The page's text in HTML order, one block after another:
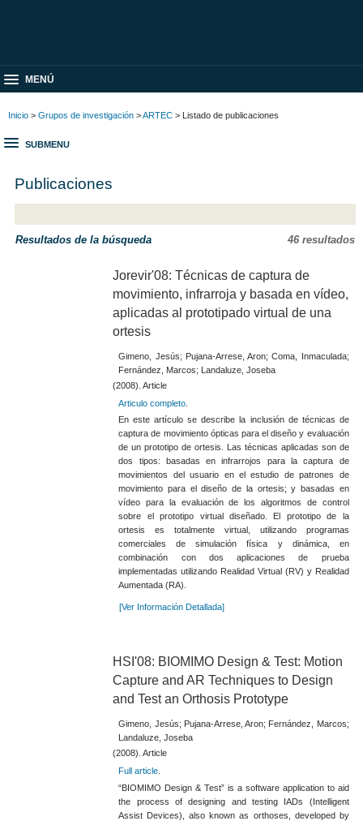
MENÚ
Inicio > Grupos de investigación >ARTEC > Listado de publicaciones
SUBMENU
Publicaciones
Resultados de la búsqueda 46 resultados
Jorevir'08: Técnicas de captura de
movimiento, infrarroja y basada en vídeo,
aplicadas al prototipado virtual de una
ortesis
Gimeno, Jesús; Pujana-Arrese, Aron; Coma, Inmaculada;
Fernández, Marcos; Landaluze, Joseba
(2008). Article
Articulo completo
En este artículo se describe la inclusión de técnicas de
captura de movimiento ópticas para el diseño y evaluación
de un prototipo de ortesis. Las técnicas aplicadas son de
dos tipos: basadas en infrarrojos para la captura de
movimientos del usuario en el estudio de patrones de
movimiento para el diseño de la ortesis; y basadas en
vídeo para la evaluación de los algoritmos de control
sobre el prototipo virtual diseñado. El prototipo de la
ortesis es totalmente virtual, utilizando programas
comerciales de simulación física y dinámica, en
combinación con dos aplicaciones de prueba
implementadas utilizando Realidad Virtual (RV) y Realidad
Aumentada (RA).
[Ver Información Detallada]
HSI'08: BIOMIMO Design & Test: Motion
Capture and AR Techniques to Design
and Test an Orthosis Prototype
Gimeno, Jesús; Pujana-Arrese, Aron; Fernández, Marcos;
Landaluze, Joseba
(2008). Article
Full article
“BIOMIMO Design & Test” is a software application to aid
the process of designing and testing IADs (Intelligent
Assist Devices), also known as orthoses, developed by